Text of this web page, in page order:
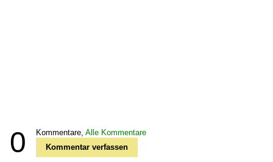
0 Kommentare, Alle Kommentare
Kommentar verfassen